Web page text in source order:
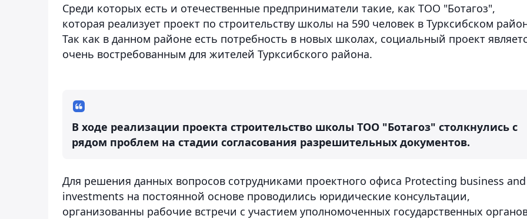
Среди которых есть и отечественные предприниматели такие, как ТОО "Ботагоз",
которая реализует проект по строительству школы на 590 человек в Турксибском
Так как в данном районе есть потребность в новых школах, социальный проект
очень востребованным для жителей Турксибского района.
В ходе реализации проекта строительство школы ТОО "Ботагоз" столкнулись с
рядом проблем на стадии согласования разрешительных документов.
Для решения данных вопросов сотрудниками проектного офиса Protecting business and
investments на постоянной основе проводились юридические консультации,
организованны рабочие встречи с участием уполномоченных государственных